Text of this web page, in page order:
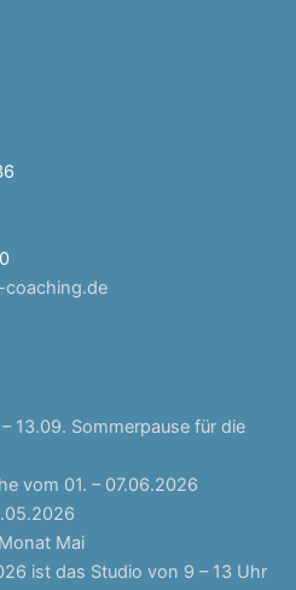
coaching.de
13.09. Sommerpause für die
vom 01. – 07.06.2026
Mai
ist das Studio von 9 – 13 Uhr